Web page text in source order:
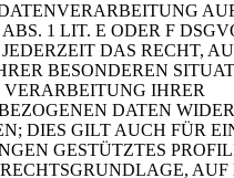
1 LIT. E ODER F
DAS RECHT,
BESONDEREN
VERARBEITUNG IHRER
DATEN
DIES GILT AUCH FÜR
GESTÜTZTES
AUF